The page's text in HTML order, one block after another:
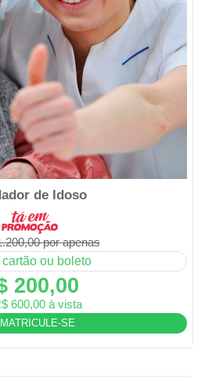
de Idoso
por apenas
ou boleto
200,00
600,00 à vista
SE